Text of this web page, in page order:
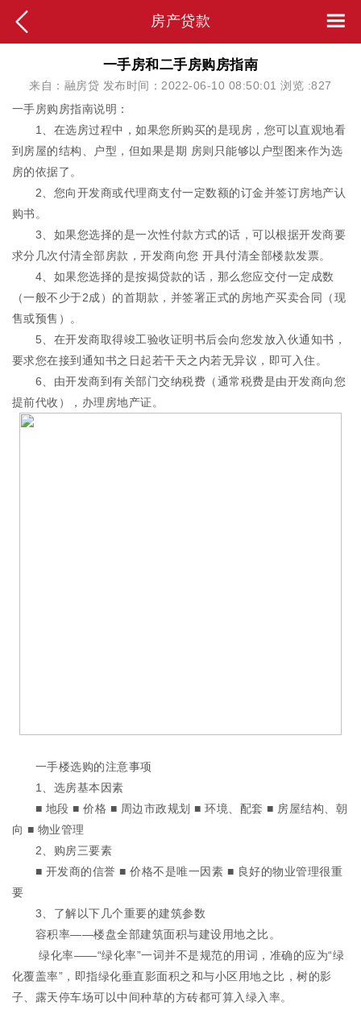
房产贷款
​一手房和二手房购房指南
来自：融房贷 发布时间：2022-06-10 08:50:01 浏览 :827
一手房购房指南说明：
1、在选房过程中，如果您所购买的是现房，您可以直观地看
到房屋的结构、户型，但如果是期 房则只能够以户型图来作为选
房的依据了。
2、您向开发商或代理商支付一定数额的订金并签订房地产认
购书。
3、如果您选择的是一次性付款方式的话，可以根据开发商要
求分几次付清全部房款，开发商向您 开具付清全部楼款发票。
4、如果您选择的是按揭贷款的话，那么您应交付一定成数
（一般不少于2成）的首期款，并签署正式的房地产买卖合同（现
售或预售）。
5、在开发商取得竣工验收证明书后会向您发放入伙通知书，
要求您在接到通知书之日起若干天之内若无异议，即可入住。
6、由开发商到有关部门交纳税费（通常税费是由开发商向您
提前代收），办理房地产证。
一手楼选购的注意事项
1、选房基本因素
■ 地段 ■ 价格 ■ 周边市政规划 ■ 环境、配套 ■ 房屋结构、朝
向 ■ 物业管理
2、购房三要素
■ 开发商的信誉 ■ 价格不是唯一因素 ■ 良好的物业管理很重
要
3、了解以下几个重要的建筑参数
容积率——楼盘全部建筑面积与建设用地之比。
绿化率——“绿化率”一词并不是规范的用词，准确的应为“绿
化覆盖率”，即指绿化垂直影面积之和与小区用地之比，树的影
子、露天停车场可以中间种草的方砖都可算入绿入率。